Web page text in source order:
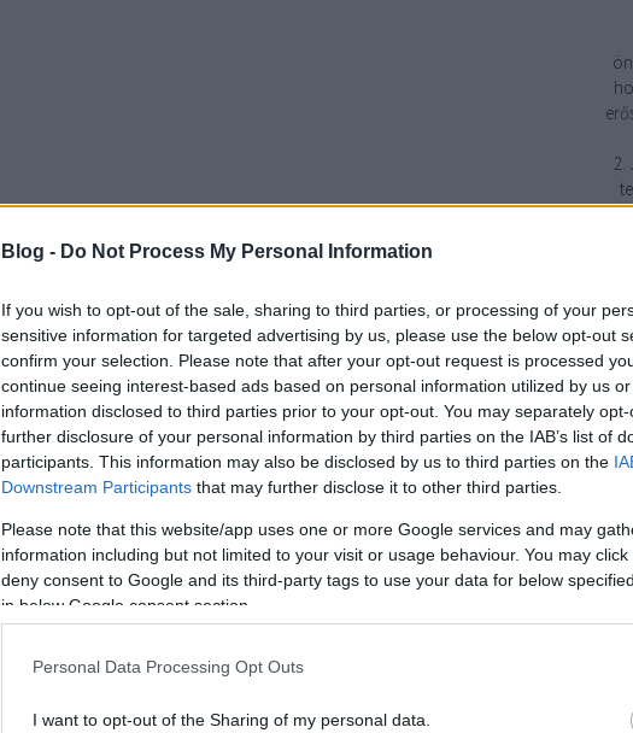
Blog - Do Not Process My Personal Information
If you wish to opt-out of the sale, sharing to third parties, or processing of your
sensitive information for targeted advertising by us, please use the below opt-out
confirm your selection. Please note that after your opt-out request is processed
continue seeing interest-based ads based on personal information utilized by us
information disclosed to third parties prior to your opt-out. You may separately
further disclosure of your personal information by third parties on the IAB’s list of
participants. This information may also be disclosed by us to third parties on the
Downstream Participants that may further disclose it to other third parties.
Please note that this website/app uses one or more Google services and may
information including but not limited to your visit or usage behaviour. You may
deny consent to Google and its third-party tags to use your data for below
in below Google consent section.
Personal Data Processing Opt Outs
I want to opt-out of the Sharing of my personal data.
2.